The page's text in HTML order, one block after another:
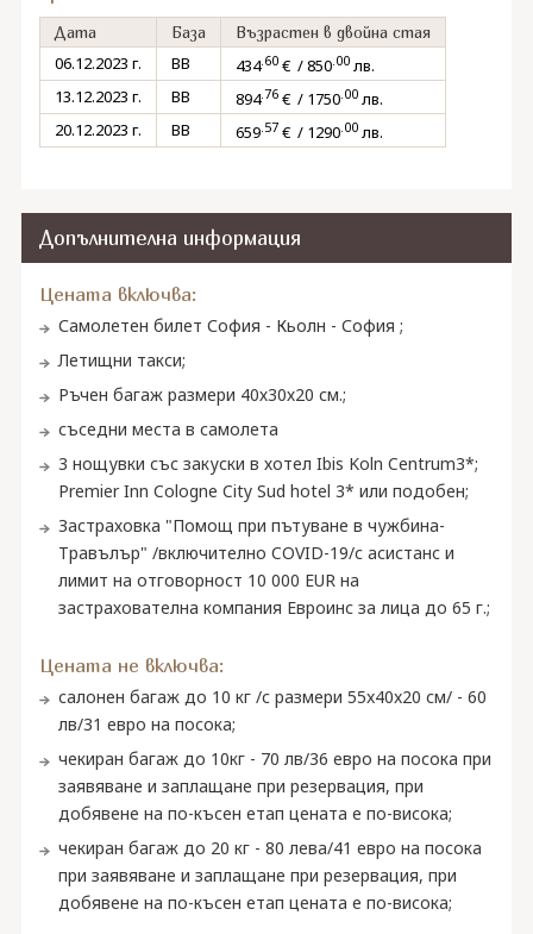
Дата База Възрастен в двойна стая
06.12.2023 г. BB 434.60€ / 850.00лв.
13.12.2023 г.
BB 894.76€ / 1750.00лв.
20.12.2023 г.
BB 659.57€ / 1290.00лв.
Допълнителна информация
Цената включва:
Самолетен билет София - Кьолн - София ;
Летищни такси;
Ръчен багаж размери 40х30х20 см.;
съседни места в самолета
3 нощувки със закуски в хотел Ibis Koln Centrum3*;
Premier Inn Cologne City Sud hotel 3* или подобен;
Застраховка "Помощ при пътуване в чужбина-
Травълър" /включително COVID-19/с асистанс и
лимит на отговорност 10 000 EUR на
застрахователна компания Евроинс за лица до 65 г.;
Цената не включва:
салонен багаж до 10 кг /с размери 55x40x20 см/ - 60
лв/31 евро на посока;
чекиран багаж до 10кг - 70 лв/36 евро на посока при
заявяване и заплащане при резервация, при
добявене на по-късен етап цената е по-висока;
чекиран багаж до 20 кг - 80 лева/41 евро на посока
при заявяване и заплащане при резервация, при
добявене на по-късен етап цената е по-висока;